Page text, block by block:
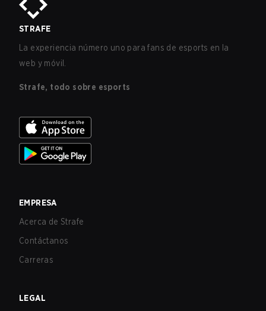
STRAFE
La experiencia número uno para fans de esports en la
web y móvil.
Strafe, todo sobre esports
EMPRESA
Acerca de Strafe
Contáctanos
Carreras
LEGAL